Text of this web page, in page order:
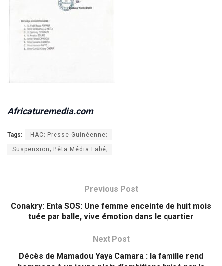
Africaturemedia.com
Tags: HAC; Presse Guinéenne;
Suspension; Bêta Média Labé;
Previous Post
Conakry: Enta SOS: Une femme enceinte de huit mois
tuée par balle, vive émotion dans le quartier
Next Post
Décès de Mamadou Yaya Camara : la famille rend